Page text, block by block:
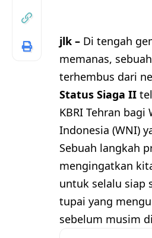
jlk – Di tengah
memanas,
terhembus dari
Status Siaga II
KBRI Tehran bagi
Indonesia (WNI)
Sebuah langkah
mengingatkan
untuk selalu siap
tupai yang
sebelum musim